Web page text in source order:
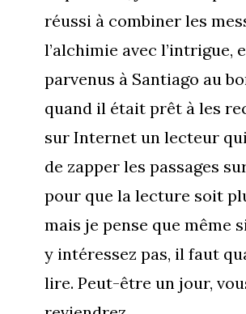
réussi à combiner les
l’alchimie avec l’intrigue,
parvenus à Santiago au
quand il était prêt à les
sur Internet un lecteur
de zapper les passages
pour que la lecture soit
mais je pense que même
y intéressez pas, il faut
lire. Peut-être un jour,